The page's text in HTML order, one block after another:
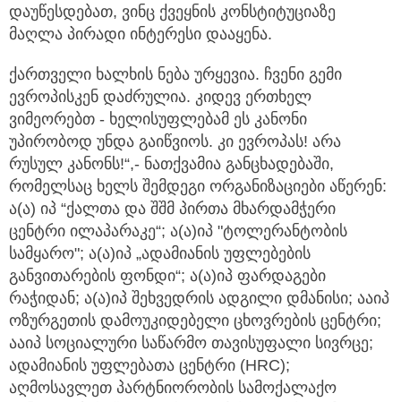
დაუწესდებათ, ვინც ქვეყნის კონსტიტუციაზე
მაღლა პირადი ინტერესი დააყენა.
ქართველი ხალხის ნება ურყევია. ჩვენი გემი
ევროპისკენ დაძრულია. კიდევ ერთხელ
ვიმეორებთ - ხელისუფლებამ ეს კანონი
უპირობოდ უნდა გაიწვიოს. კი ევროპას! არა
რუსულ კანონს!“,- ნათქვამია განცხადებაში,
რომელსაც ხელს შემდეგი ორგანიზაციები აწერენ:
ა(ა) იპ “ქალთა და შშმ პირთა მხარდამჭერი
ცენტრი ილაპარაკე“; ა(ა)იპ "ტოლერანტობის
სამყარო"; ა(ა)იპ „ადამიანის უფლებების
განვითარების ფონდი“; ა(ა)იპ ფარდაგები
რაჭიდან; ა(ა)იპ შეხვედრის ადგილი დმანისი; ააიპ
ოზურგეთის დამოუკიდებელი ცხოვრების ცენტრი;
ააიპ სოციალური საწარმო თავისუფალი სივრცე;
ადამიანის უფლებათა ცენტრი (HRC);
აღმოსავლეთ პარტნიორობის სამოქალაქო